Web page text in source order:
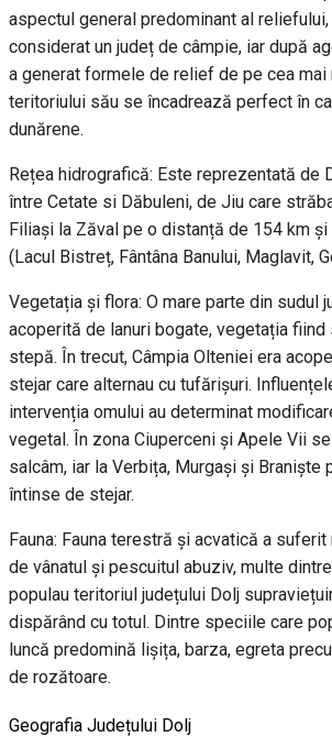
aspectul general predominant al
considerat un județ de câmpie, iar după
a generat formele de relief de pe cea mai
teritoriului său se încadrează perfect în
dunărene.
Rețea hidrografică: Este reprezentată de
între Cetate si Dăbuleni, de Jiu care
Filiași la Zăval pe o distanță de 154 km
(Lacul Bistreț, Fântâna Banului, Maglavit,
Vegetația și flora: O mare parte din sudul
acoperită de lanuri bogate, vegetația
stepă. În trecut, Câmpia Olteniei era
stejar care alternau cu tufărișuri.
intervenția omului au determinat
vegetal. În zona Ciuperceni și Apele Vii
salcâm, iar la Verbița, Murgași și Braniște
întinse de stejar.
Fauna: Fauna terestră și acvatică a
de vânatul și pescuitul abuziv, multe
populau teritoriul județului Dolj
dispărând cu totul. Dintre speciile care
luncă predomină lișița, barza, egreta
de rozătoare.
Geografia Județului Dolj